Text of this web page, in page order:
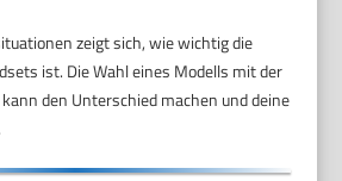
zeigt sich, wie wichtig die
ist. Die Wahl eines Modells mit der
den Unterschied machen und deine